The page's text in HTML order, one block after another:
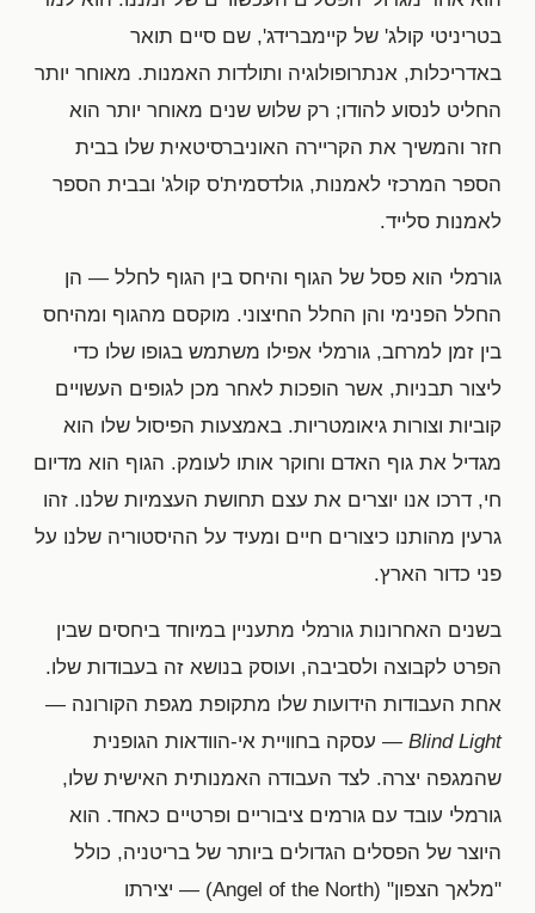
בטריניטי קולג' של קיימברידג', שם סיים תואר
באדריכלות, אנתרופולוגיה ותולדות האמנות. מאוחר יותר
החליט לנסוע להודו; רק שלוש שנים מאוחר יותר הוא
חזר והמשיך את הקריירה האוניברסיטאית שלו בבית
הספר המרכזי לאמנות, גולדסמית'ס קולג' ובבית הספר
לאמנות סלייד.
גורמלי הוא פסל של הגוף והיחס בין הגוף לחלל — הן
החלל הפנימי והן החלל החיצוני. מוקסם מהגוף ומהיחס
בין זמן למרחב, גורמלי אפילו משתמש בגופו שלו כדי
ליצור תבניות, אשר הופכות לאחר מכן לגופים העשויים
קוביות וצורות גיאומטריות. באמצעות הפיסול שלו הוא
מגדיל את גוף האדם וחוקר אותו לעומק. הגוף הוא מדיום
חי, דרכו אנו יוצרים את עצם תחושת העצמיות שלנו. זהו
גרעין מהותנו כיצורים חיים ומעיד על ההיסטוריה שלנו על
פני כדור הארץ.
בשנים האחרונות גורמלי מתעניין במיוחד ביחסים שבין
הפרט לקבוצה ולסביבה, ועוסק בנושא זה בעבודות שלו.
אחת העבודות הידועות שלו מתקופת מגפת הקורונה —
Blind Light — עסקה בחוויית אי-הוודאות הגופנית
שהמגפה יצרה. לצד העבודה האמנותית האישית שלו,
גורמלי עובד עם גורמים ציבוריים ופרטיים כאחד. הוא
היוצר של הפסלים הגדולים ביותר של בריטניה, כולל
"מלאך הצפון" (Angel of the North) — יצירתו